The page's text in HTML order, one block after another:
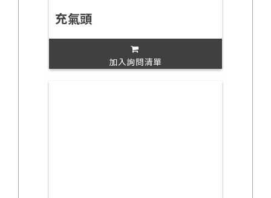
充氣頭
加入詢問清單